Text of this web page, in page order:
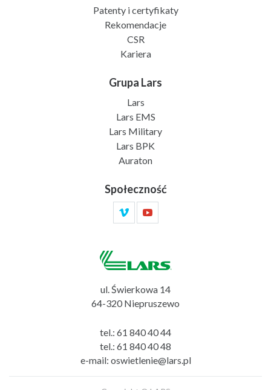
Patenty i certyfikaty
Rekomendacje
CSR
Kariera
Grupa Lars
Lars
Lars EMS
Lars Military
Lars BPK
Auraton
Społeczność
ul. Świerkowa 14
64-320 Niepruszewo
tel.: 61 840 40 44
tel.: 61 840 40 48
e-mail: oswietlenie@lars.pl